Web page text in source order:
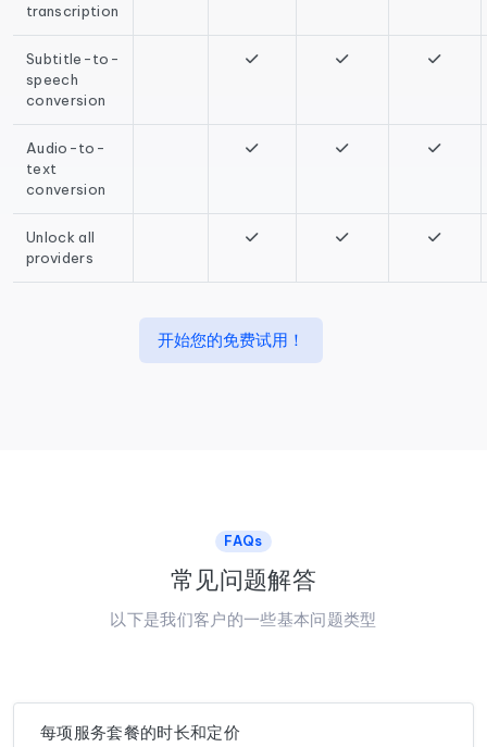
transcription
Subtitle-to-
speech
conversion
Audio-to-
text
conversion
Unlock all
providers
开始您的免费试用！
FAQs
常见问题解答
以下是我们客户的一些基本问题类型
每项服务套餐的时长和定价